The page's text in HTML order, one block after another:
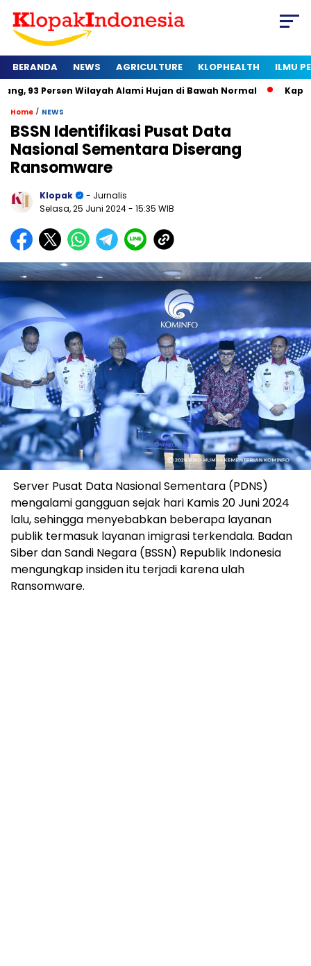
BERANDA NEWS AGRICULTURE KLOPHEALTH ILMU
Wilayah Alami Hujan di Bawah Normal Kapan Sertifikat
Home / NEWS
BSSN Identifikasi Pusat Data
Nasional Sementara Diserang
Ransomware
Klopak
- Jurnalis
Selasa, 25 Juni 2024- 15:35 WIB
Server Pusat Data Nasional Sementara (PDNS)
mengalami gangguan sejak hari Kamis 20 Juni 2024
lalu, sehingga menyebabkan beberapa layanan
publik termasuk layanan imigrasi terkendala. Badan
Siber dan Sandi Negara (BSSN) Republik Indonesia
mengungkap insiden itu terjadi karena ulah
Ransomware.